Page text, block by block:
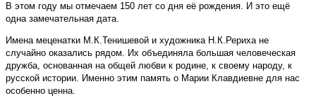
В этом году мы отмечаем 150 лет со дня её рождения. И это ещё
одна замечательная дата.
Имена меценатки М.К.Тенишевой и художника Н.К.Рериха не
случайно оказались рядом. Их объединяла большая человеческая
дружба, основанная на общей любви к родине, к своему народу, к
русской истории. Именно этим память о Марии Клавдиевне для нас
особенно ценна.